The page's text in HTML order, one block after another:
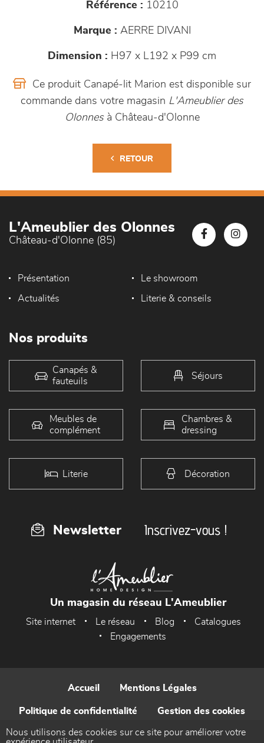
Référence : 10210
Marque : AERRE DIVANI
Dimension : H97 x L192 x P99 cm
Ce produit Canapé-lit Marion est disponible sur
commande dans votre magasin L'Ameublier des
Olonnesà Château-d'Olonne
RETOUR
L'Ameublier des Olonnes
Château-d'Olonne (85)
Présentation Le showroom
Actualités Literie & conseils
Nos produits
Canapés &
fauteuils
Séjours
Meubles de
complément
Chambres &
dressing
Literie Décoration
Newsletter Inscrivez-vous !
Un magasin du réseau L'Ameublier
Site internet Le réseau Blog
Catalogues
Engagements
Accueil Mentions Légales
Politique de confidentialité Gestion des cookies
Contact
Nous utilisons des cookies sur ce site pour améliorer votre